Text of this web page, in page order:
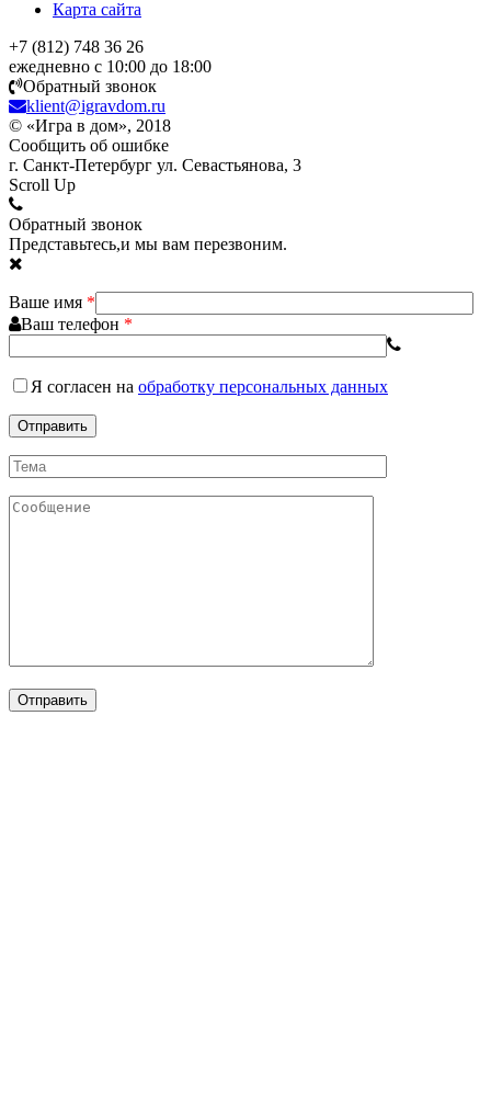
Карта сайта
+7 (812) 748 36 26
ежедневно с 10:00 до 18:00
Обратный звонок
klient@igravdom.ru
© «Игра в дом», 2018
Сообщить об ошибке
г. Санкт-Петербург ул. Севастьянова, 3
Scroll Up
Обратный звонок
Представьтесь,и мы вам перезвоним.
Ваше имя *
Ваш телефон *
Я согласен на обработку персональных данных